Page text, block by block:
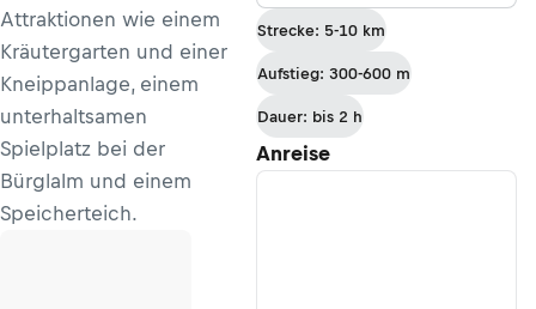
Attraktionen wie einem
Kräutergarten und einer
Kneippanlage, einem
unterhaltsamen
Spielplatz bei der
Bürglalm und einem
Speicherteich.
Pichlalm nach
Dienten
Strecke: 5-10 km
Aufstieg: 300-600 m
Dauer: bis 2 h
Anreise